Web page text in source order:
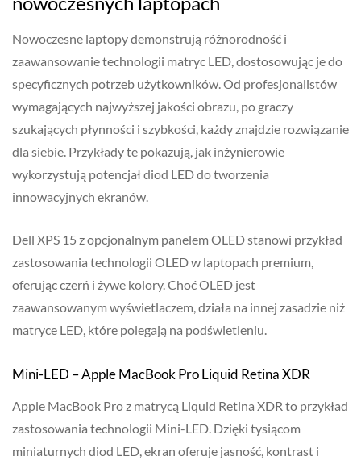
Nowoczesne laptopy demonstrują różnorodność i
zaawansowanie technologii matryc LED, dostosowując je do
specyficznych potrzeb użytkowników. Od profesjonalistów
wymagających najwyższej jakości obrazu, po graczy
szukających płynności i szybkości, każdy znajdzie rozwiązanie
dla siebie. Przykłady te pokazują, jak inżynierowie
wykorzystują potencjał diod LED do tworzenia
innowacyjnych ekranów.
Dell XPS 15 z opcjonalnym panelem OLED stanowi przykład
zastosowania technologii OLED w laptopach premium,
oferując czerń i żywe kolory. Choć OLED jest
zaawansowanym wyświetlaczem, działa na innej zasadzie niż
matryce LED, które polegają na podświetleniu.
Mini-LED – Apple MacBook Pro Liquid Retina XDR
Apple MacBook Pro z matrycą Liquid Retina XDR to przykład
zastosowania technologii Mini-LED. Dzięki tysiącom
miniaturnych diod LED, ekran oferuje jasność, kontrast i